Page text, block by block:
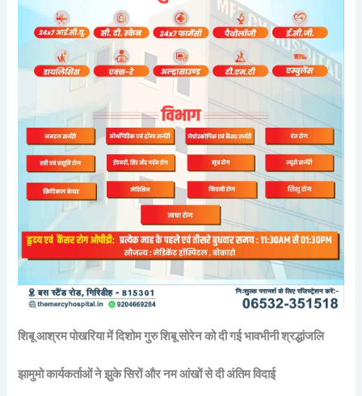
शिबू आश्रम पोखरिया में दिशोम गुरु शिबू सोरेन को दी गई भावभीनी श्रद्धांजलि
झामुमो कार्यकर्ताओं ने झुके सिरों और नम आंखों से दी अंतिम विदाई